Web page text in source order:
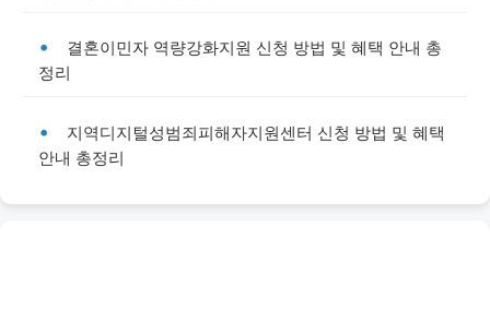
결혼이민자 역량강화지원 신청 방법 및 혜택 안내 총
정리
지역디지털성범죄피해자지원센터 신청 방법 및 혜택
안내 총정리